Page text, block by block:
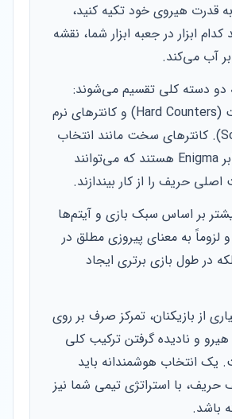
به قدرت هیروی خود تکیه کنید،
کدام ابزار در جعبه ابزار شما، نقشه
آب می‌کند.
دو دسته کلی تقسیم می‌شوند:
کانترهای سخت (Hard Counters) و کانترهای نرم
(Soft Counters). کانترهای سخت مانند انتخاب
Silencer در برابر Enigma هستند که می‌توانند
اصلی حریف را از کار بیندازند.
بر اساس سبک بازی و آیتم‌ها
به معنای پیروزی مطلق در
در طول بازی برتری ایجاد
از بازیکنان، تمرکز صرف بر روی
و نادیده گرفتن ترکیب کلی
انتخاب هوشمندانه باید
حریف، با استراتژی تیمی شما نیز
باشد.